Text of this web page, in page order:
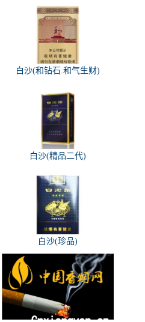
白沙(和钻石.和气生财)
白沙(精品二代)
白沙(珍品)